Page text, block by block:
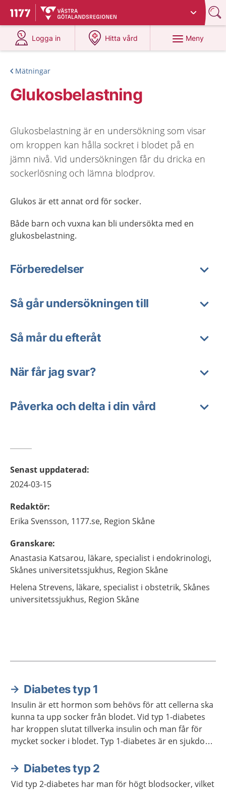
Till startsidan för 1177
Du har valt region
Logga in
på 1177.se
Hitta vård
på 1177.se
Meny
Mätningar
Glukosbelastning
Glukosbelastning är en undersökning som visar
om kroppen kan hålla sockret i blodet på en
jämn nivå. Vid undersökningen får du dricka en
sockerlösning och lämna blodprov.
Glukos är ett annat ord för socker.
Både barn och vuxna kan bli undersökta med en
glukosbelastning.
Förberedelser
Så går undersökningen till
Så mår du efteråt
När får jag svar?
Påverka och delta i din vård
Senast uppdaterad:
2024-03-15
Redaktör:
Erika Svensson, 1177.se, Region Skåne
Granskare:
Anastasia Katsarou, läkare, specialist i endokrinologi,
Skånes universitetssjukhus, Region Skåne
Helena Strevens, läkare, specialist i obstetrik, Skånes
universitetssjukhus, Region Skåne
Aktuella artiklar
Diabetes typ 1
Insulin är ett hormon som behövs för att cellerna ska
kunna ta upp socker från blodet. Vid typ 1-diabetes
har kroppen slutat tillverka insulin och man får för
mycket socker i blodet. Typ 1-diabetes är en sjukdom
insulin och kontrollera blodsockret regelbundet.
Diabetes typ 2
Vid typ 2-diabetes har man för högt blodsocker, vilket